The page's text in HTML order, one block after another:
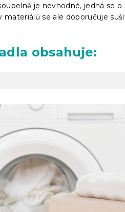
je nevhodné, jedná se
se ale doporučuje
obsahuje: